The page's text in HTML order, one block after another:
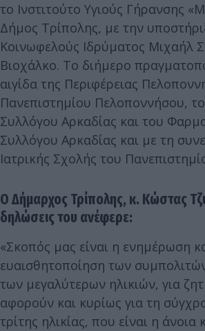
το Ινστιτούτο Υγιούς Γήρανσης
Δήμος Τρίπολης, με την
Κοινωφελούς Ιδρύματος Μιχαήλ
Βιοχάλκο. Το διήμερο
αιγίδα της Περιφέρειας
Πανεπιστημίου Πελοποννήσου,
Συλλόγου Αρκαδίας και του
Συλλόγου Αρκαδίας και με τη
Ιατρικής Σχολής του
Ο Δήμαρχος Τρίπολης, κ. Κώστας
δηλώσεις του ανέφερε:
«Σκοπός μας είναι η ενημέρωση
ευαισθητοποίηση των
των μεγαλύτερων ηλικιών, για
αφορούν και κυρίως για τη
τρίτης ηλικίας, που είναι η άνοια